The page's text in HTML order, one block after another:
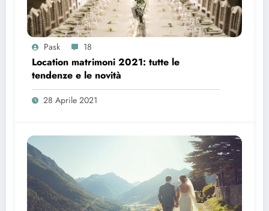
Pask 18
Location matrimoni 2021: tutte le
tendenze e le novità
28 Aprile 2021